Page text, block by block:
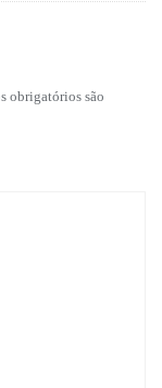
obrigatórios são